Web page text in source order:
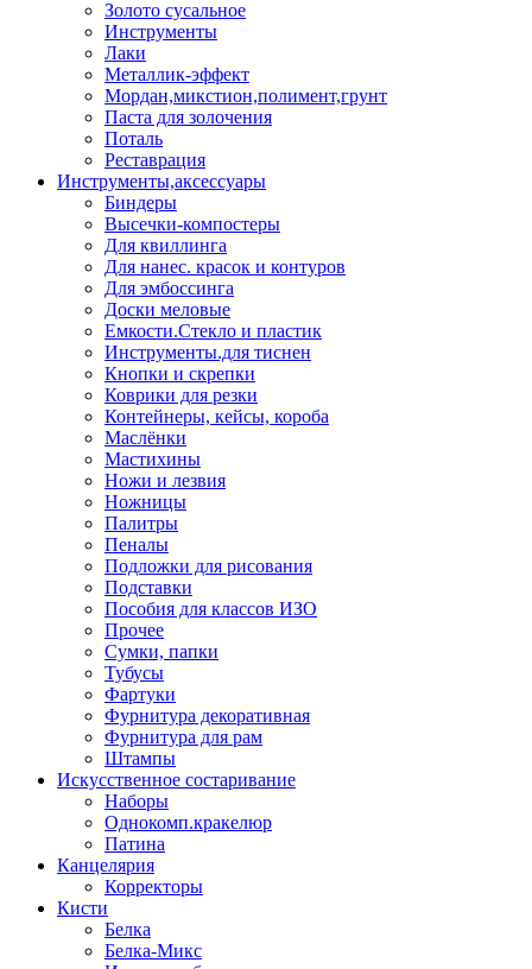
Золото сусальное
Инструменты
Лаки
Металлик-эффект
Мордан,микстион,полимент,грунт
Паста для золочения
Поталь
Реставрация
Инструменты,аксессуары
Биндеры
Высечки-компостеры
Для квиллинга
Для нанес. красок и контуров
Для эмбоссинга
Доски меловые
Емкости.Стекло и пластик
Инструменты.для тиснен
Кнопки и скрепки
Коврики для резки
Контейнеры, кейсы, короба
Маслёнки
Мастихины
Ножи и лезвия
Ножницы
Палитры
Пеналы
Подложки для рисования
Подставки
Пособия для классов ИЗО
Прочее
Сумки, папки
Тубусы
Фартуки
Фурнитура декоративная
Фурнитура для рам
Штампы
Искусственное состаривание
Наборы
Однокомп.кракелюр
Патина
Канцелярия
Корректоры
Кисти
Белка
Белка-Микс